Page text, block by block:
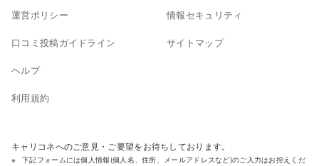
運営ポリシー
口コミ投稿ガイドライン
ヘルプ
利用規約
情報セキュリティ
サイトマップ
キャリコネへのご意見・ご要望をお待ちしております。
下記フォームには個人情報(個人名、住所、メールアドレスなど)のご入力はお控えくだ